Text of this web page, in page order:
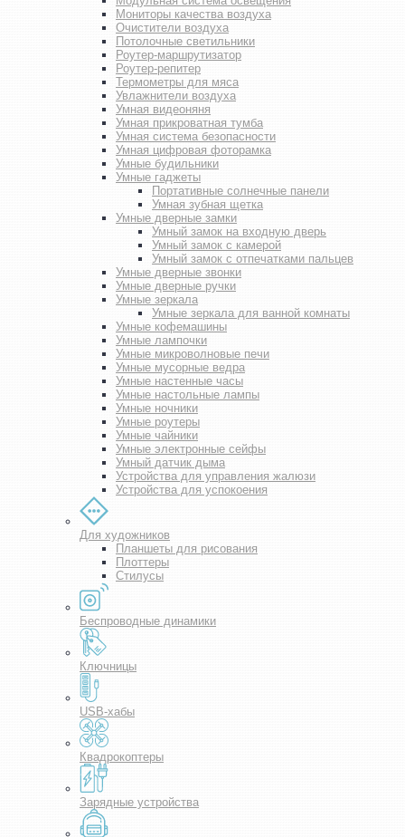
Мониторы качества воздуха
Очистители воздуха
Потолочные светильники
Роутер-маршрутизатор
Роутер-репитер
Термометры для мяса
Увлажнители воздуха
Умная видеоняня
Умная прикроватная тумба
Умная система безопасности
Умная цифровая фоторамка
Умные будильники
Умные гаджеты
Портативные солнечные панели
Умная зубная щетка
Умные дверные замки
Умный замок на входную дверь
Умный замок с камерой
Умный замок с отпечатками пальцев
Умные дверные звонки
Умные дверные ручки
Умные зеркала
Умные зеркала для ванной комнаты
Умные кофемашины
Умные лампочки
Умные микроволновые печи
Умные мусорные ведра
Умные настенные часы
Умные настольные лампы
Умные ночники
Умные роутеры
Умные чайники
Умные электронные сейфы
Умный датчик дыма
Устройства для управления жалюзи
Устройства для успокоения
Для художников
Планшеты для рисования
Плоттеры
Стилусы
Беспроводные динамики
Ключницы
USB-хабы
Квадрокоптеры
Зарядные устройства